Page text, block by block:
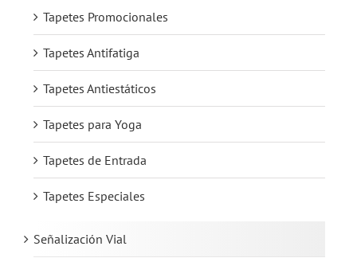
Tapetes Promocionales
Tapetes Antifatiga
Tapetes Antiestáticos
Tapetes para Yoga
Tapetes de Entrada
Tapetes Especiales
Señalización Vial